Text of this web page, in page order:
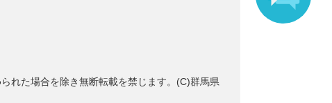
れた場合を除き無断転載を禁じます。(C)群馬県